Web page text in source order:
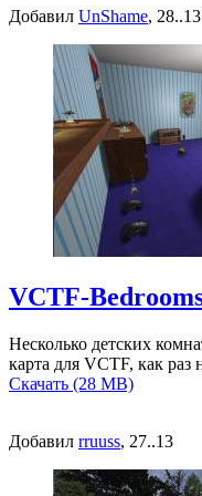
Добавил UnShame, 28..13
VCTF-
Несколько детских
карта для VCTF, как раз
Скачать (28 MB)
Добавил rruuss, 27..13